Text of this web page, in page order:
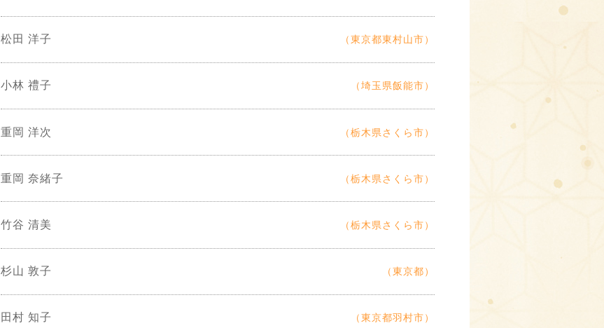
松田 洋子 （東京都東村山市）
小林 禮子 （埼玉県飯能市）
重岡 洋次 （栃木県さくら市）
重岡 奈緒子 （栃木県さくら市）
竹谷 清美 （栃木県さくら市）
杉山 敦子 （東京都）
田村 知子 （東京都羽村市）